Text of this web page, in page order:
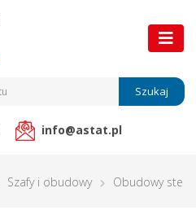
Szukaj
info@astat.pl
Szafy i obudowy Obudowy